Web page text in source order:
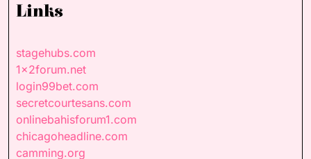
Links
stagehubs.com
1x2forum.net
login99bet.com
secretcourtesans.com
onlinebahisforum1.com
chicagoheadline.com
camming.org